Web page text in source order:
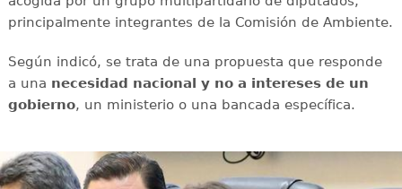
principalmente integrantes de la Comisión de Ambiente.
Según indicó, se trata de una propuesta que responde
a una necesidad nacional y no a intereses de un
gobierno, un ministerio o una bancada específica.